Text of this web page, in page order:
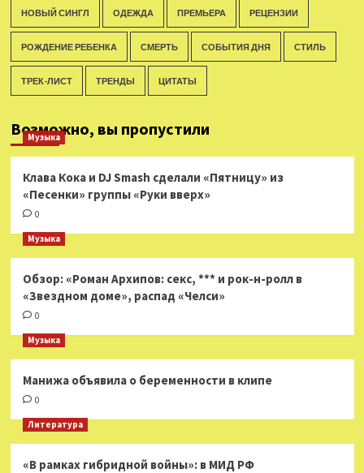
НОВЫЙ СИНГЛ ОДЕЖДА ПРЕМЬЕРА РЕЦЕНЗИИ
РОЖДЕНИЕ РЕБЕНКА СМЕРТЬ СОБЫТИЯ ДНЯ СТИЛЬ
ТРЕК-ЛИСТ ТРЕНДЫ ЦИТАТЫ
Возможно, вы пропустили
Музыка
Клава Кока и DJ Smash сделали «Пятницу» из
«Песенки» группы «Руки вверх»
0
Музыка
Обзор: «Роман Архипов: секс, *** и рок-н-ролл в
«Звездном доме», распад «Челси»
0
Музыка
Манижа объявила о беременности в клипе
0
Литература
«В рамках гибридной войны»: в МИД РФ